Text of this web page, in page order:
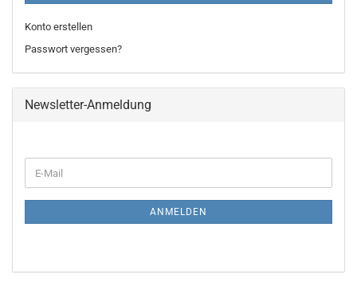
Konto erstellen
Passwort vergessen?
Newsletter-Anmeldung
ZUR
E-
Mail
ANMELDEN